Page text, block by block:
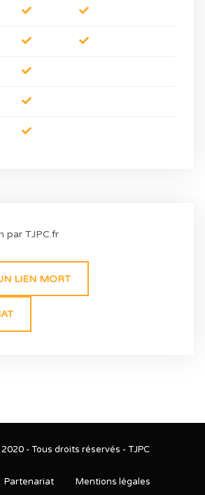
par TJPC.fr
LIEN MORT
- Tous droits réservés - TJPC
Partenariat Mentions légales